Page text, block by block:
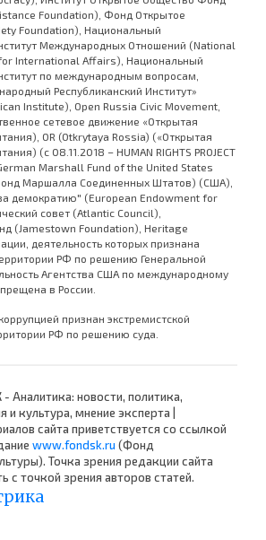
Foundation), Фонд Открытое
Foundation), Национальный
Международных Отношений (National
International Affairs), Национальный
по международным вопросам,
Республиканский Институт»
Institute), Open Russia Civic Movement,
сетевое движение «Открытая
OR (Otkrytaya Rossia) («Открытая
(с 08.11.2018 – HUMAN RIGHTS PROJECT
Marshall Fund of the United States
Маршалла Соединенных Штатов) (США),
демократию" (European Endowment for
совет (Atlantic Council),
(Jamestown Foundation), Heritage
деятельность которых признана
РФ по решению Генеральной
Агентства США по международному
в России.
признан экстремистской
РФ по решению суда.
Аналитика: новости, политика,
культура, мнение эксперта |
сайта приветствуется со ссылкой
www.fondsk.ru (Фонд
Точка зрения редакции сайта
с точкой зрения авторов статей.